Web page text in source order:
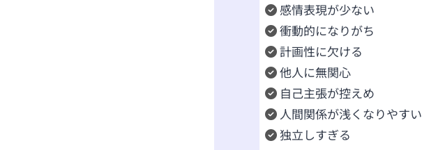
感情表現が少ない
衝動的になりがち
計画性に欠ける
他人に無関心
自己主張が控えめ
人間関係が浅くなりやすい
独立しすぎる